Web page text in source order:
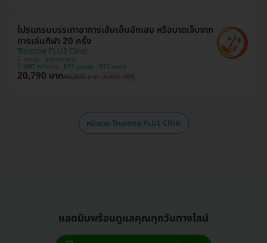
โปรแกรมบรรเทาอาการเส้นเอ็นอักเสบ หรือบาดเจ็บจาก
การเล่นกีฬา 20 ครั้ง
Trustme PLUS Clinic
บางแค , สมุทรปราการ
MRT หลักสอง , BTS อุดมสุข , BTS บางนา
20,790 บาท40,000 บาท ประหยัด 48%
หน้ารวม Trustme PLUS Clinic
แอดมินพร้อมดูแลคุณทุกวันทางไลน์